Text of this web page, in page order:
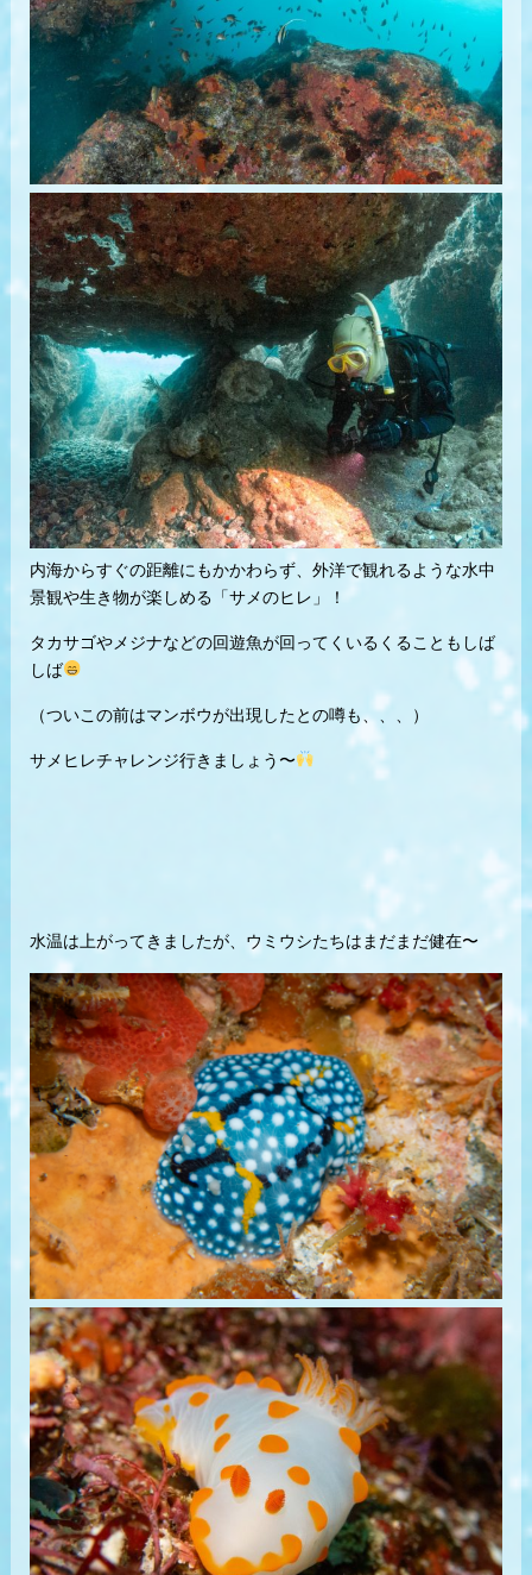
内海からすぐの距離にもかかわらず、外洋で観れるような水中
景観や生き物が楽しめる「サメのヒレ」！
タカサゴやメジナなどの回遊魚が回ってくいるくることもしば
しば
（ついこの前はマンボウが出現したとの噂も、、、）
サメヒレチャレンジ行きましょう〜
水温は上がってきましたが、ウミウシたちはまだまだ健在〜